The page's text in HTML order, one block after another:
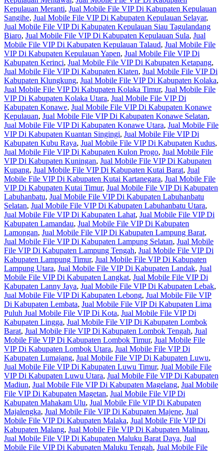
Kepulauan Meranti, Jual Mobile File VIP Di Kabupaten Kepulauan
Sangihe, Jual Mobile File VIP Di Kabupaten Kepulauan Selayar,
Jual Mobile File VIP Di Kabupaten Kepulauan Siau Tagulandang
Biaro, Jual Mobile File VIP Di Kabupaten Kepulauan Sula, Jual
Mobile File VIP Di Kabupaten Kepulauan Talaud, Jual Mobile File
VIP Di Kabupaten Kepulauan Yapen, Jual Mobile File VIP Di
Kabupaten Kerinci, Jual Mobile File VIP Di Kabupaten Ketapang,
Jual Mobile File VIP Di Kabupaten Klaten, Jual Mobile File VIP Di
Kabupaten Klungkung, Jual Mobile File VIP Di Kabupaten Kolaka,
Jual Mobile File VIP Di Kabupaten Kolaka Timur, Jual Mobile File
VIP Di Kabupaten Kolaka Utara, Jual Mobile File VIP Di
Kabupaten Konawe, Jual Mobile File VIP Di Kabupaten Konawe
Kepulauan, Jual Mobile File VIP Di Kabupaten Konawe Selatan,
Jual Mobile File VIP Di Kabupaten Konawe Utara, Jual Mobile File
VIP Di Kabupaten Kuantan Singingi, Jual Mobile File VIP Di
Kabupaten Kubu Raya, Jual Mobile File VIP Di Kabupaten Kudus,
Jual Mobile File VIP Di Kabupaten Kulon Progo, Jual Mobile File
VIP Di Kabupaten Kuningan, Jual Mobile File VIP Di Kabupaten
Kupang, Jual Mobile File VIP Di Kabupaten Kutai Barat, Jual
Mobile File VIP Di Kabupaten Kutai Kartanegara, Jual Mobile File
VIP Di Kabupaten Kutai Timur, Jual Mobile File VIP Di Kabupaten
Labuhanbatu, Jual Mobile File VIP Di Kabupaten Labuhanbatu
Selatan, Jual Mobile File VIP Di Kabupaten Labuhanbatu Utara,
Jual Mobile File VIP Di Kabupaten Lahat, Jual Mobile File VIP Di
Kabupaten Lamandau, Jual Mobile File VIP Di Kabupaten
Lamongan, Jual Mobile File VIP Di Kabupaten Lampung Barat,
Jual Mobile File VIP Di Kabupaten Lampung Selatan, Jual Mobile
File VIP Di Kabupaten Lampung Tengah, Jual Mobile File VIP Di
Kabupaten Lampung Timur, Jual Mobile File VIP Di Kabupaten
Lampung Utara, Jual Mobile File VIP Di Kabupaten Landak, Jual
Mobile File VIP Di Kabupaten Langkat, Jual Mobile File VIP Di
Kabupaten Lanny Jaya, Jual Mobile File VIP Di Kabupaten Lebak,
Jual Mobile File VIP Di Kabupaten Lebong, Jual Mobile File VIP
Di Kabupaten Lembata, Jual Mobile File VIP Di Kabupaten Lima
Puluh Jual Mobile File VIP Di Kota, Jual Mobile File VIP Di
Kabupaten Lingga, Jual Mobile File VIP Di Kabupaten Lombok
Barat, Jual Mobile File VIP Di Kabupaten Lombok Tengah, Jual
Mobile File VIP Di Kabupaten Lombok Timur, Jual Mobile File
VIP Di Kabupaten Lombok Utara, Jual Mobile File VIP Di
Kabupaten Lumajang, Jual Mobile File VIP Di Kabupaten Luwu,
Jual Mobile File VIP Di Kabupaten Luwu Timur, Jual Mobile File
VIP Di Kabupaten Luwu Utara, Jual Mobile File VIP Di Kabupaten
Madiun, Jual Mobile File VIP Di Kabupaten Magelang, Jual Mobile
File VIP Di Kabupaten Magetan, Jual Mobile File VIP Di
Kabupaten Mahakam Ulu, Jual Mobile File VIP Di Kabupaten
Majalengka, Jual Mobile File VIP Di Kabupaten Majene, Jual
Mobile File VIP Di Kabupaten Malaka, Jual Mobile File VIP Di
Kabupaten Malang, Jual Mobile File VIP Di Kabupaten Malinau,
Jual Mobile File VIP Di Kabupaten Maluku Barat Daya, Jual
Mobile File VIP Di Kabupaten Maluku Tengah, Jual Mobile File